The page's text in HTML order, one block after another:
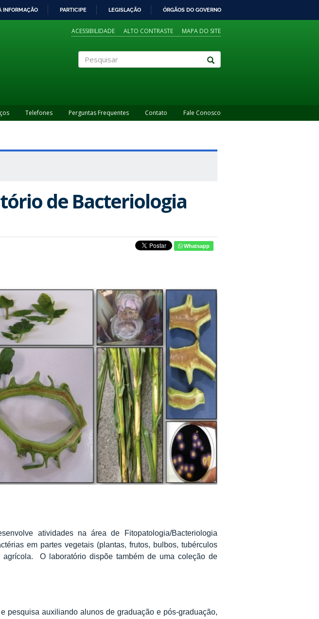
INFORMAÇÃO PARTICIPE LEGISLAÇÃO ÓRGÃOS DO GOVERNO
ACESSIBILIDADE ALTO CONTRASTE MAPA DO SITE
Telefones Perguntas Frequentes Contato Fale Conosco
de Bacteriologia
Whatsapp
atividades na área de Fitopatologia/Bacteriologia
em partes vegetais (plantas, frutos, bulbos, tubérculos
agrícola. O laboratório dispõe também de uma coleção de
pesquisa auxiliando alunos de graduação e pós-graduação,